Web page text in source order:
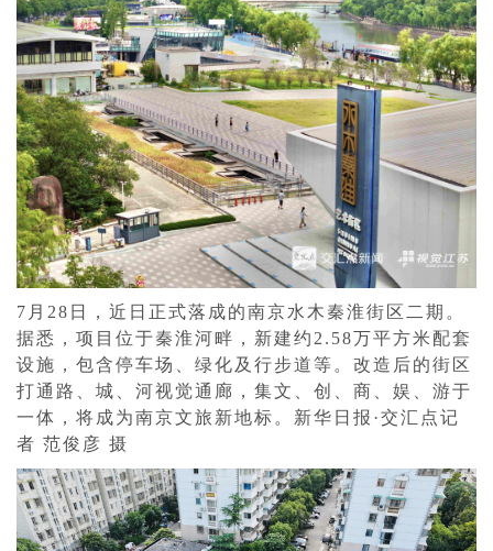
7月28日，近日正式落成的南京水木秦淮街区二期。
据悉，项目位于秦淮河畔，新建约2.58万平方米配套
设施，包含停车场、绿化及行步道等。改造后的街区
打通路、城、河视觉通廊，集文、创、商、娱、游于
一体，将成为南京文旅新地标。新华日报·交汇点记
者 范俊彦 摄